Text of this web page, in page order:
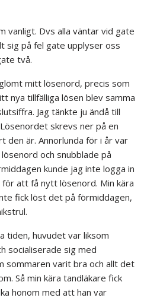
vanligt. Dvs alla väntar vid gate
sig på fel gate upplyser oss
två.
mitt lösenord, precis som
nya tillfälliga lösen blev samma
Jag tänkte ju ändå till
skrevs ner på en
den är. Annorlunda för i år var
och snubblade på
kunde jag inte logga in
att få nytt lösenord. Min kära
fick löst det på förmiddagen,
tiden, huvudet var liksom
socialiserade sig med
sommaren varit bra och allt det
Så min kära tandläkare fick
honom med att han var